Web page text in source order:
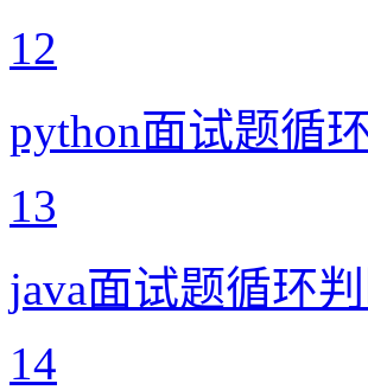
12
python面试题循
13
java面试题循环
14